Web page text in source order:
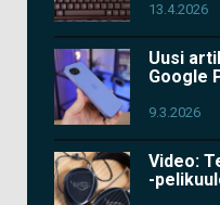
13.4.2026
Uusi
Google
9.3.2026
Video:
-